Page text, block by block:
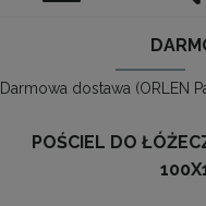
Darmowa dostawa (ORLEN
POŚCIEL DO